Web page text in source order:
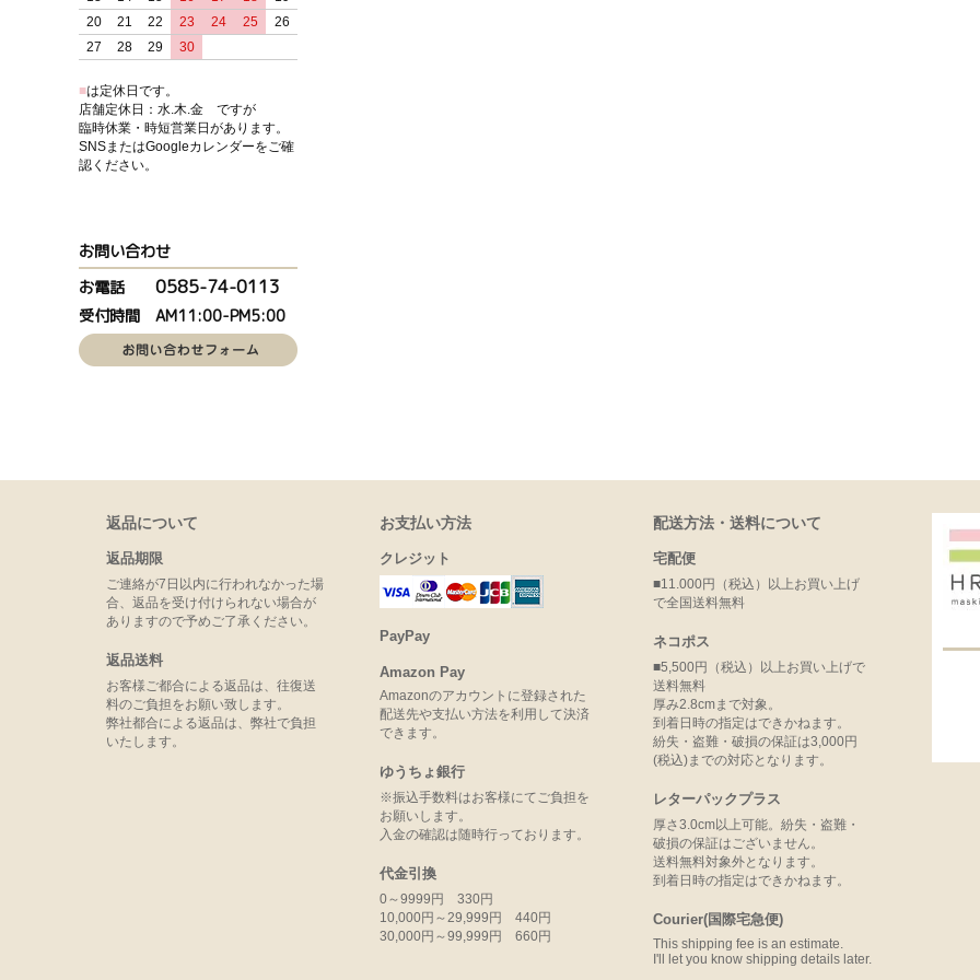
20
21 22 23 24 25
26
27
28 29 30
■は定休日です。
店舗定休日：水.木.金 ですが
臨時休業・時短営業日があります。
SNSまたはGoogleカレンダーをご確
認ください。
お問い合わせ
お電話 0585-74-0113
受付時間 AM11:00-PM5:00
返品について
返品期限
ご連絡が7日以内に行われなかった場
合、返品を受け付けられない場合が
ありますので予めご了承ください。
返品送料
お客様ご都合による返品は、往復送
料のご負担をお願い致します。
弊社都合による返品は、弊社で負担
いたします。
お支払い方法
クレジット
PayPay
Amazon Pay
Amazonのアカウントに登録された
配送先や支払い方法を利用して決済
できます。
ゆうちょ銀行
※振込手数料はお客様にてご負担を
お願いします。
入金の確認は随時行っております。
代金引換
0～9999円 330円
10,000円～29,999円 440円
30,000円～99,999円 660円
配送方法・送料について
宅配便
■11.000円（税込）以上お買い上げ
で全国送料無料
ネコポス
■5,500円（税込）以上お買い上げで
送料無料
厚み2.8cmまで対象。
到着日時の指定はできかねます。
紛失・盗難・破損の保証は3,000円
(税込)までの対応となります。
レターパックプラス
厚さ3.0cm以上可能。紛失・盗難・
破損の保証はございません。
送料無料対象外となります。
到着日時の指定はできかねます。
Courier(国際宅急便)
This shipping fee is an estimate.
I'll let you know shipping details later.